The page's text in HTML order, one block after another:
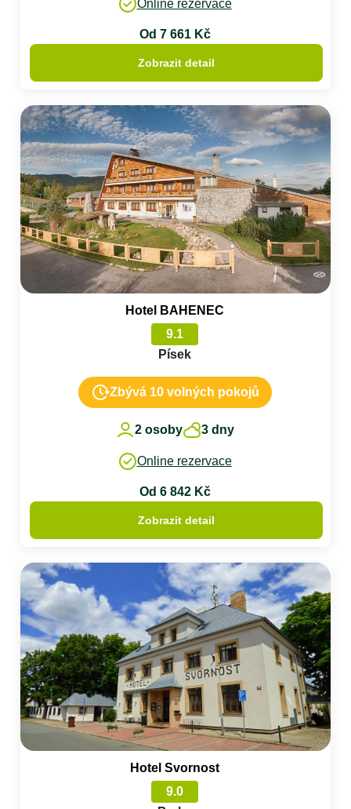
Online rezervace
Od 7 661 Kč
Zobrazit detail
Hotel BAHENEC
9.1
Písek
Zbývá 10 volných pokojů
2 osoby 3 dny
Online rezervace
Od 6 842 Kč
Zobrazit detail
Hotel Svornost
9.0